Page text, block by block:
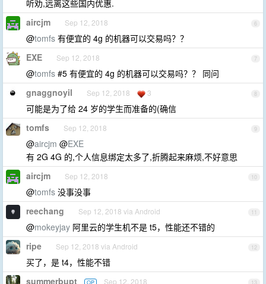
听劝,远离这些国内优惠.
6
aircjm Sep 12, 2018
@tomfs 有便宜的 4g 的机器可以交易吗？？
7
EXE Sep 12, 2018
@tomfs #5 有便宜的 4g 的机器可以交易吗？？ 同问
8
gnaggnoyil Sep 12, 2018 3
可能是为了给 24 岁的学生而准备的(确信
9
tomfs Sep 12, 2018
@aircjm @EXE
有 2G 4G 的,个人信息绑定太多了,折腾起来麻烦,不好意思
10
aircjm Sep 12, 2018
@tomfs 没事没事
11
reechang Sep 12, 2018 via Android
@mokeyjay 阿里云的学生机不是 t5，性能还不错的
12
ripe Sep 12, 2018 via Android
买了，是 t4，性能不错
summerbupt Sep 12, 2018